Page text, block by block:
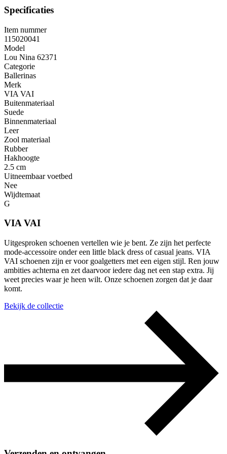
Specificaties
Item nummer
115020041
Model
Lou Nina 62371
Categorie
Ballerinas
Merk
VIA VAI
Buitenmateriaal
Suede
Binnenmateriaal
Leer
Zool materiaal
Rubber
Hakhoogte
2.5 cm
Uitneembaar voetbed
Nee
Wijdtemaat
G
VIA VAI
Uitgesproken schoenen vertellen wie je bent. Ze zijn het perfecte
mode-accessoire onder een little black dress of casual jeans. VIA
VAI schoenen zijn er voor goalgetters met een eigen stijl. Ren jouw
ambities achterna en zet daarvoor iedere dag net een stap extra. Jij
weet precies waar je heen wilt. Onze schoenen zorgen dat je daar
komt.
Bekijk de collectie